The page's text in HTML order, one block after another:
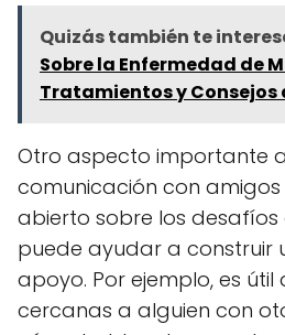
Quizás también te
Sobre la Enfermedad de
Tratamientos y Consejos
Otro aspecto importante
comunicación con amigos
abierto sobre los
puede ayudar a construir
apoyo. Por ejemplo, es
cercanas a alguien con